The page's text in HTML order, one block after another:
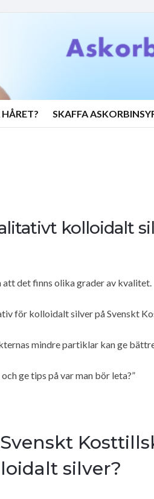
SKAFFA
kolloidalt
det finns olika grader av kvalitet.
för kolloidalt silver på Svenskt
mindre partiklar kan ge
ge tips på var man bör leta?”
silver?